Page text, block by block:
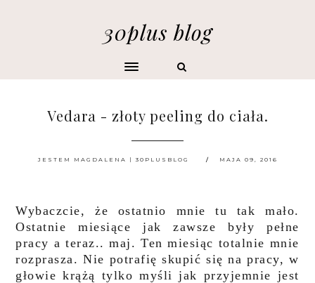
30plus blog
Vedara - złoty peeling do ciała.
JESTEM MAGDALENA | 30PLUSBLOG MAJA 09, 2016
Wybaczcie, że ostatnio mnie tu tak mało.
Ostatnie miesiące jak zawsze były pełne
pracy a teraz.. maj. Ten miesiąc totalnie mnie
rozprasza. Nie potrafię skupić się na pracy, w
głowie krążą tylko myśli jak przyjemnie jest